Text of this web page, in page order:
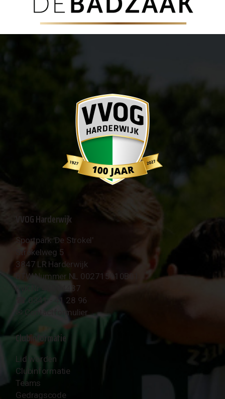
VVOG Harderwijk
Sportpark 'De Strokel'
Strokelweg 5
3847 LR Harderwijk
BTW Nummer NL 002715910B01
KvK Nr 40094437
☎︎ 0341 - 41 28 96
✉︎ Contactformulier
Clubinformatie
Lid worden
Clubinformatie
Teams
Gedragscode